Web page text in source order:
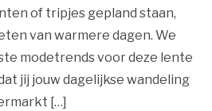
of tripjes gepland staan,
van warmere dagen. We
modetrends voor deze lente
jij jouw dagelijkse wandeling
[…]